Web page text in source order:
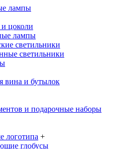
лампы
цоколи
лампы
светильники
светильники
вина и бутылок
и подарочные наборы
логотипа +
глобусы